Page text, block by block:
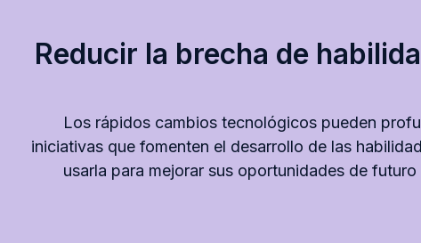
Reducir la brecha de
Los rápidos cambios tecnológicos pueden
iniciativas que fomenten el desarrollo de las
usarla para mejorar sus oportunidades de